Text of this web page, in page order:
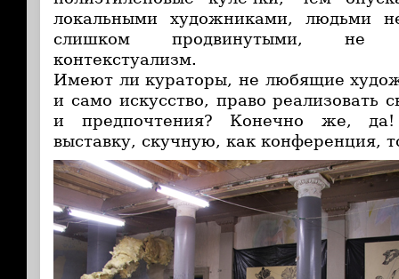
локальными художниками, людьми
слишком продвинутыми, не
контекстуализм.
Имеют ли кураторы, не любящие
и само искусство, право реализовать
и предпочтения? Конечно же,
выставку, скучную, как конференция,